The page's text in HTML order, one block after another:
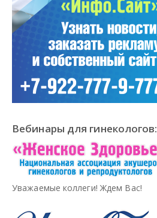
Вебинары для гинекологов:
Уважаемые коллеги! Ждем Вас!